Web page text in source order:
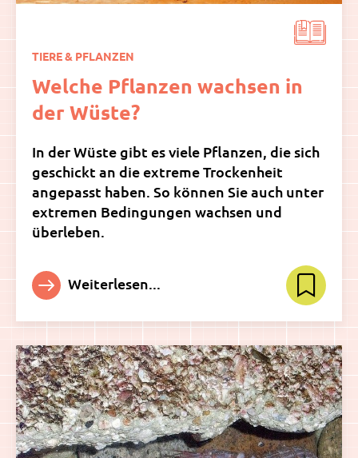
TIERE & PFLANZEN
Welche Pflanzen wachsen in
der Wüste?
In der Wüste gibt es viele Pflanzen, die sich
geschickt an die extreme Trockenheit
angepasst haben. So können Sie auch unter
extremen Bedingungen wachsen und
überleben.
Weiterlesen...